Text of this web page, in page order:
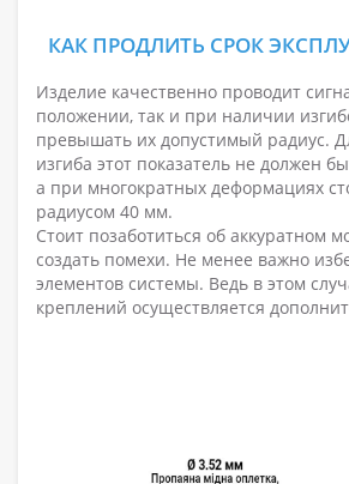
КАК ПРОДЛИТЬ СРОК
Изделие качественно проводит
положении, так и при наличии
превышать их допустимый радиус.
изгиба этот показатель не должен
а при многократных деформациях
радиусом 40 мм.
Стоит позаботиться об аккуратном
создать помехи. Не менее важно
элементов системы. Ведь в этом
креплений осуществляется